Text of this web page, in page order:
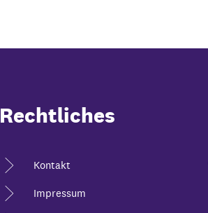
Rechtliches
Kontakt
Impressum